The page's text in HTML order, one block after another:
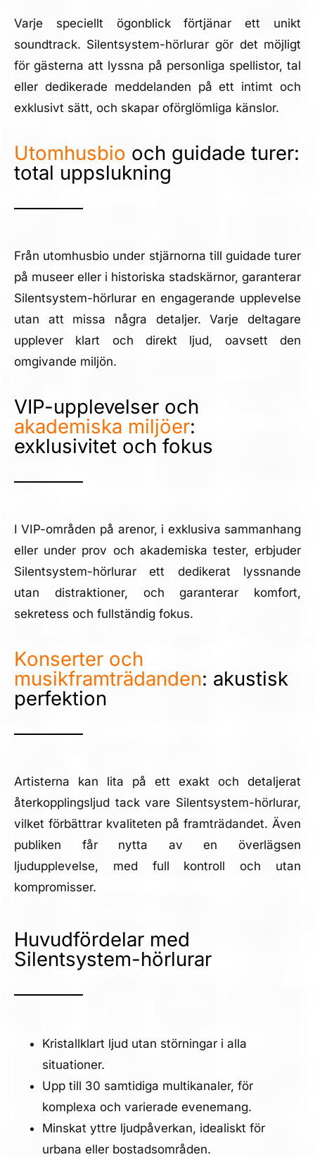
Varje speciellt ögonblick förtjänar ett unikt
soundtrack. Silentsystem-hörlurar gör det möjligt
för gästerna att lyssna på personliga spellistor, tal
eller dedikerade meddelanden på ett intimt och
exklusivt sätt, och skapar oförglömliga känslor.
Utomhusbio och guidade turer:
total uppslukning
Från utomhusbio under stjärnorna till guidade turer
på museer eller i historiska stadskärnor, garanterar
Silentsystem-hörlurar en engagerande upplevelse
utan att missa några detaljer. Varje deltagare
upplever klart och direkt ljud, oavsett den
omgivande miljön.
VIP-upplevelser och
akademiska miljöer:
exklusivitet och fokus
I VIP-områden på arenor, i exklusiva sammanhang
eller under prov och akademiska tester, erbjuder
Silentsystem-hörlurar ett dedikerat lyssnande
utan distraktioner, och garanterar komfort,
sekretess och fullständig fokus.
Konserter och
musikframträdanden: akustisk
perfektion
Artisterna kan lita på ett exakt och detaljerat
återkopplingsljud tack vare Silentsystem-hörlurar,
vilket förbättrar kvaliteten på framträdandet. Även
publiken får nytta av en överlägsen
ljudupplevelse, med full kontroll och utan
kompromisser.
Huvudfördelar med
Silentsystem-hörlurar
Kristallklart ljud utan störningar i alla
situationer.
Upp till 30 samtidiga multikanaler, för
komplexa och varierade evenemang.
Minskat yttre ljudpåverkan, idealiskt för
urbana eller bostadsområden.